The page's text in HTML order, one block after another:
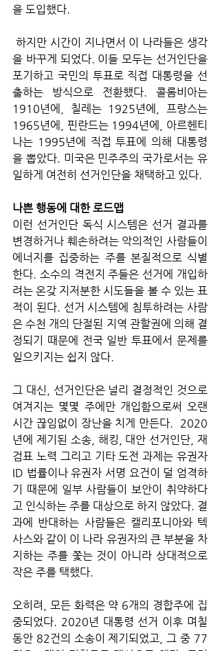
을 도입했다.
을 바꾸게 되었다. 이들 모두는 선거인단을
포기하고 국민의 투표로 직접 대통령을 선
출하는 방식으로 전환했다. 콜롬비아는
1910년에, 칠레는 1925년에, 프랑스는
1965년에, 핀란드는 1994년에, 아르헨티
나는 1995년에 직접 투표에 의해 대통령
을 뽑았다. 미국은 민주주의 국가로서는 유
일하게 여전히 선거인단을 채택하고 있다.
나쁜 행동에 대한 로드맵
이런 선거인단 독식 시스템은 선거 결과를
변경하거나 훼손하려는 악의적인 사람들이
에너지를 집중하는 주를 본질적으로 식별
한다. 소수의 격전지 주들은 선거에 개입하
려는 온갖 지저분한 시도들을 볼 수 있는 표
적이 된다. 선거 시스템에 침투하려는 사람
은 수천 개의 단절된 지역 관할권에 의해 결
정되기 때문에 전국 일반 투표에서 문제를
일으키지는 쉽지 않다.
그 대신, 선거인단은 널리 결정적인 것으로
여겨지는 몇몇 주에만 개입함으로써 오랜
시간 끊임없이 장난을 치게 만든다.  2020
년에 제기된 소송, 해킹, 대안 선거인단, 재
검표 노력 그리고 기타 도전 과제는 유권자
ID 법률이나 유권자 서명 요건이 덜 엄격하
기 때문에 일부 사람들이 보안이 취약하다
고 인식하는 주를 대상으로 하지 않았다. 결
과에 반대하는 사람들은 캘리포니아와 텍
사스와 같이 이 나라 유권자의 큰 부분을 차
지하는 주를 쫓는 것이 아니라 상대적으로
작은 주를 택했다.
오히려, 모든 화력은 약 6개의 경합주에 집
중되었다. 2020년 대통령 선거 이후 며칠
동안 82건의 소송이 제기되었고, 그 중 77